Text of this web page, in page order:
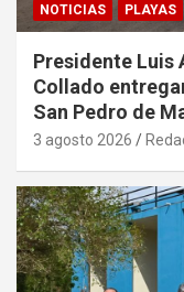
NOTICIAS PLAYAS
Presidente Luis
Collado
San Pedro de
3 agosto 2026